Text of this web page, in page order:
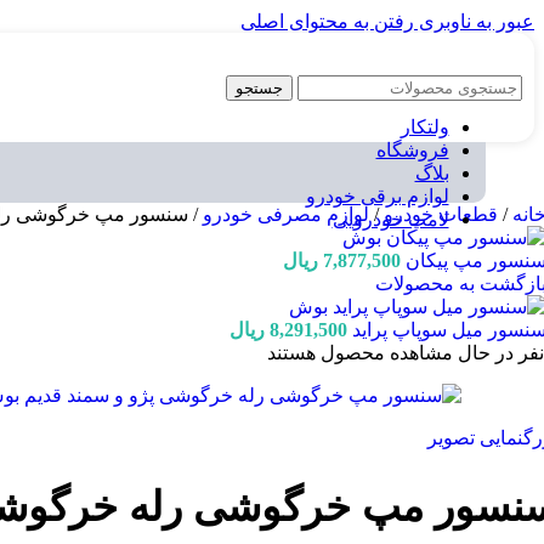
عبور به ناوبری رفتن به محتوای اصلی
جستجو
ولتکار
فروشگاه
بلاگ
لوازم برقی خودرو
لامپ خودرویی
/ قطعات خودرو/ لوازم مصرفی خودرو/ سنسور مپ خرگوشی
مپ پیکان 7,877,500 ریال
به محصولات
میل سوپاپ پراید 8,291,500 ریال
نفر در حال مشاهده محصول هستند
تصویر
مپ خرگوشی رله